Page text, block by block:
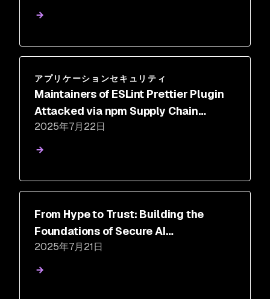
アプリケーションセキュリティ
Maintainers of ESLint Prettier Plugin
Attacked via npm Supply Chain
Malware
2025年7月22日
From Hype to Trust: Building the
Foundations of Secure AI
Development
2025年7月21日